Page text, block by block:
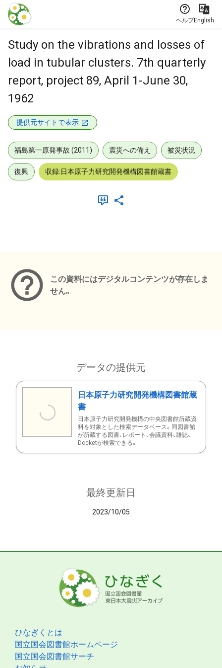
本文に飛ぶ
ヘルプEnglish
Study on the vibrations and losses of
load in tubular clusters. 7th quarterly
report, project 89, April 1-June 30,
1962
提供元サイトで表示
福島第一原発事故 (2011) 震災への備え 被災状況
復興 収録:日本原子力研究開発機構図書館蔵書
この資料にはデジタルコンテンツが存在しま
せん。
データの提供元
日本原子力研究開発機構図書館蔵
書
日本原子力研究開発機構の中央図書館所蔵資
料を対象とした検索データベース。同図書館
が所蔵する図書、レポート、会議資料、雑誌、
Docketが検索できる。
最終更新日
2023/10/05
ひなぎくとは
国立国会図書館ホームページ
国立国会図書館サーチ